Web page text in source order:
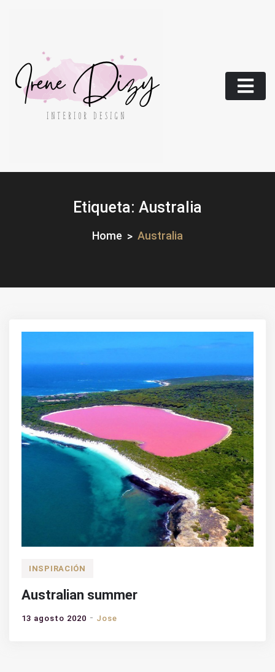
Etiqueta: Australia
Home Australia
INSPIRACIÓN
Australian summer
13 agosto 2020 Jose